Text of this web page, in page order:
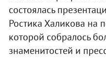
состоялась
Ростика Халикова на
которой собралось
знаменитостей и